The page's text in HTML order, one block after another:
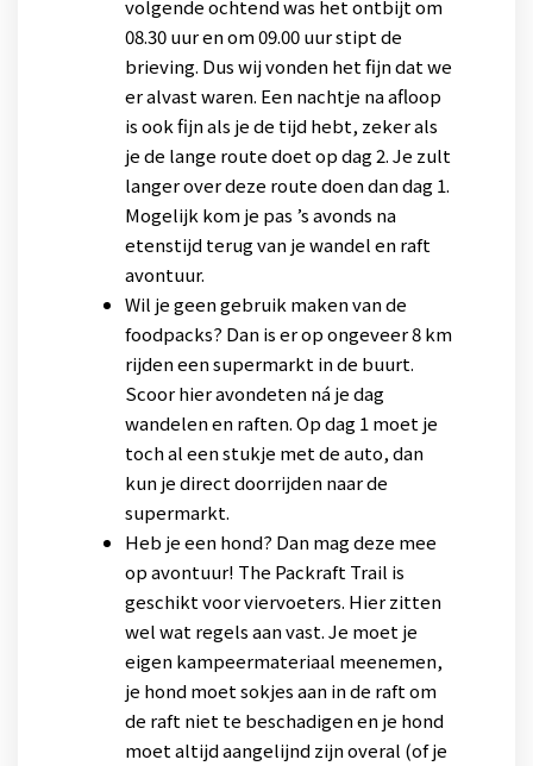
volgende ochtend was het ontbijt om
08.30 uur en om 09.00 uur stipt de
brieving. Dus wij vonden het fijn dat we
er alvast waren. Een nachtje na afloop
is ook fijn als je de tijd hebt, zeker als
je de lange route doet op dag 2. Je zult
langer over deze route doen dan dag 1.
Mogelijk kom je pas ’s avonds na
etenstijd terug van je wandel en raft
avontuur.
Wil je geen gebruik maken van de
foodpacks? Dan is er op ongeveer 8 km
rijden een supermarkt in de buurt.
Scoor hier avondeten ná je dag
wandelen en raften. Op dag 1 moet je
toch al een stukje met de auto, dan
kun je direct doorrijden naar de
supermarkt.
Heb je een hond? Dan mag deze mee
op avontuur! The Packraft Trail is
geschikt voor viervoeters. Hier zitten
wel wat regels aan vast. Je moet je
eigen kampeermateriaal meenemen,
je hond moet sokjes aan in de raft om
de raft niet te beschadigen en je hond
moet altijd aangelijnd zijn overal (of je